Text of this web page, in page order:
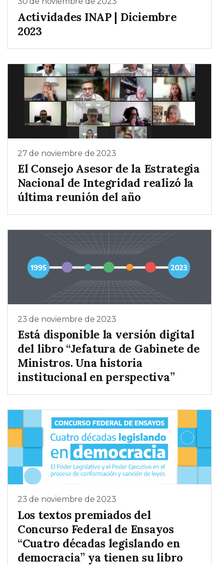
Actividades INAP | Diciembre
2023
27 de noviembre de 2023
El Consejo Asesor de la Estrategia
Nacional de Integridad realizó la
última reunión del año
23 de noviembre de 2023
Está disponible la versión digital
del libro “Jefatura de Gabinete de
Ministros. Una historia
institucional en perspectiva”
23 de noviembre de 2023
Los textos premiados del
Concurso Federal de Ensayos
“Cuatro décadas legislando en
democracia” ya tienen su libro